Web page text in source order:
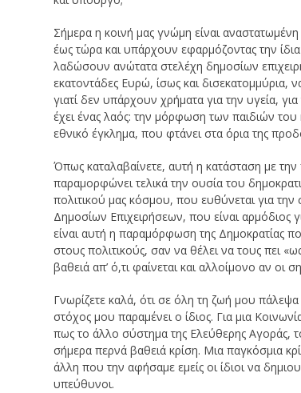
Σήμερα η κοινή μας γνώμη είναι
έως τώρα και υπάρχουν εφαρμόζοντας την
λαδώσουν ανώτατα στελέχη δημοσίων
εκατοντάδες Ευρώ, ίσως και δισεκατομμύρια,
γιατί δεν υπάρχουν χρήματα για την υγεία,
έχει ένας λαός: την μόρφωση των παιδιών
εθνικό έγκλημα, που φτάνει στα όρια της
Όπως καταλαβαίνετε, αυτή η κατάσταση με
παραμορφώνει τελικά την ουσία του
πολιτικού μας κόσμου, που ευθύνεται για
Δημοσίων Επιχειρήσεων, που είναι αρμόδιος
είναι αυτή η παραμόρφωση της Δημοκρατίας
στους πολιτικούς, σαν να θέλει να τους πει
βαθειά απ’ ό,τι φαίνεται και αλλοίμονο αν
Γνωρίζετε καλά, ότι σε όλη τη ζωή μου
στόχος μου παραμένει ο ίδιος. Για μια
πως το άλλο σύστημα της Ελεύθερης Αγοράς,
σήμερα περνά βαθειά κρίση. Μια παγκόσμια
άλλη που την αφήσαμε εμείς οι ίδιοι να
υπεύθυνοι.